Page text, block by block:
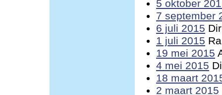
5 oktober
7 september
6 juli 2015
1 juli 2015
19 mei 2015
4 mei 2015
18 maart
2 maart 2015